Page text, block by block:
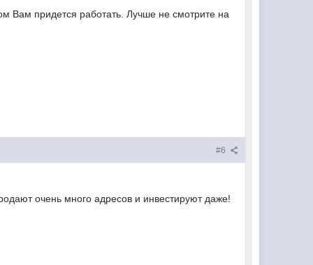
Вам придется работать. Лучше не смотрите на
#6
очень много адресов и инвестируют даже!